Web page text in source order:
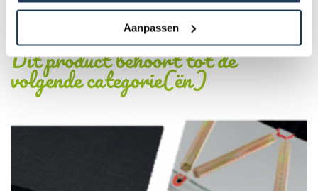
Aanpassen
EZRDB3LED
Dit product behoort tot de
volgende categorie(ën)